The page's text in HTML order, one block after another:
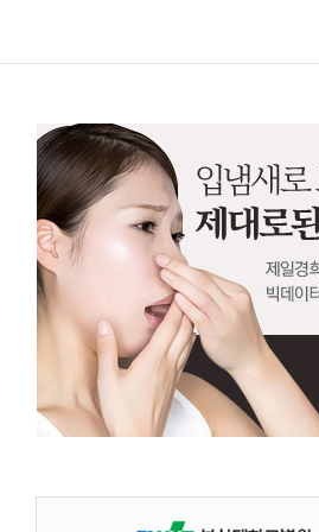
제일경희한의원은 회원이 다음 사항에
가. 공공 질서 및 미풍 양속에 반하는 경우
나. 범죄적 행위에 관련되는 경우
다. 국익 또는 사회적 공익을 저해할 목적
라. 타인의 ID 및 비밀번호를 도용한 경우
마. 타인의 명예를 손상시키거나 불이익
바. 같은 사용자가 다른 ID로 이중 등록을
사. 서비스에 위해를 가하는 등 건전한
아. 기타 관련 법령이나 제일경희한의원
제4장 서비스에 관한 책임의 제한
제1조 온라인상담
가. 사용자의 부주의로 암호가 유출되어
나. 사용자가 '삭제' 기능을 사용하여 상
7. 개인정보 자동수집 장치의 설치, 운영
제일경희한의원은 이용자에게 특화된 맞
스트 파일로서 이용자의 컴퓨터 하드디
■ 쿠키 사용목적 : 회원과 비회원의 접
다. 따라서, 이용자는 웹 브라우저에서
■ 쿠키 설정 거부 방법 : 예) 쿠키 설정
(인터넷 익스플로어의 경우) : 웹 브라
8. 개인정보의 기술적, 관리적 보호 대책
제일경희한의원은 이용자의 개인정보
9. 개인정보에 관한 민원서비스
제일경희한의원은 고객의 개인정보를
기타 개인정보침해에 대한 신고나 상담